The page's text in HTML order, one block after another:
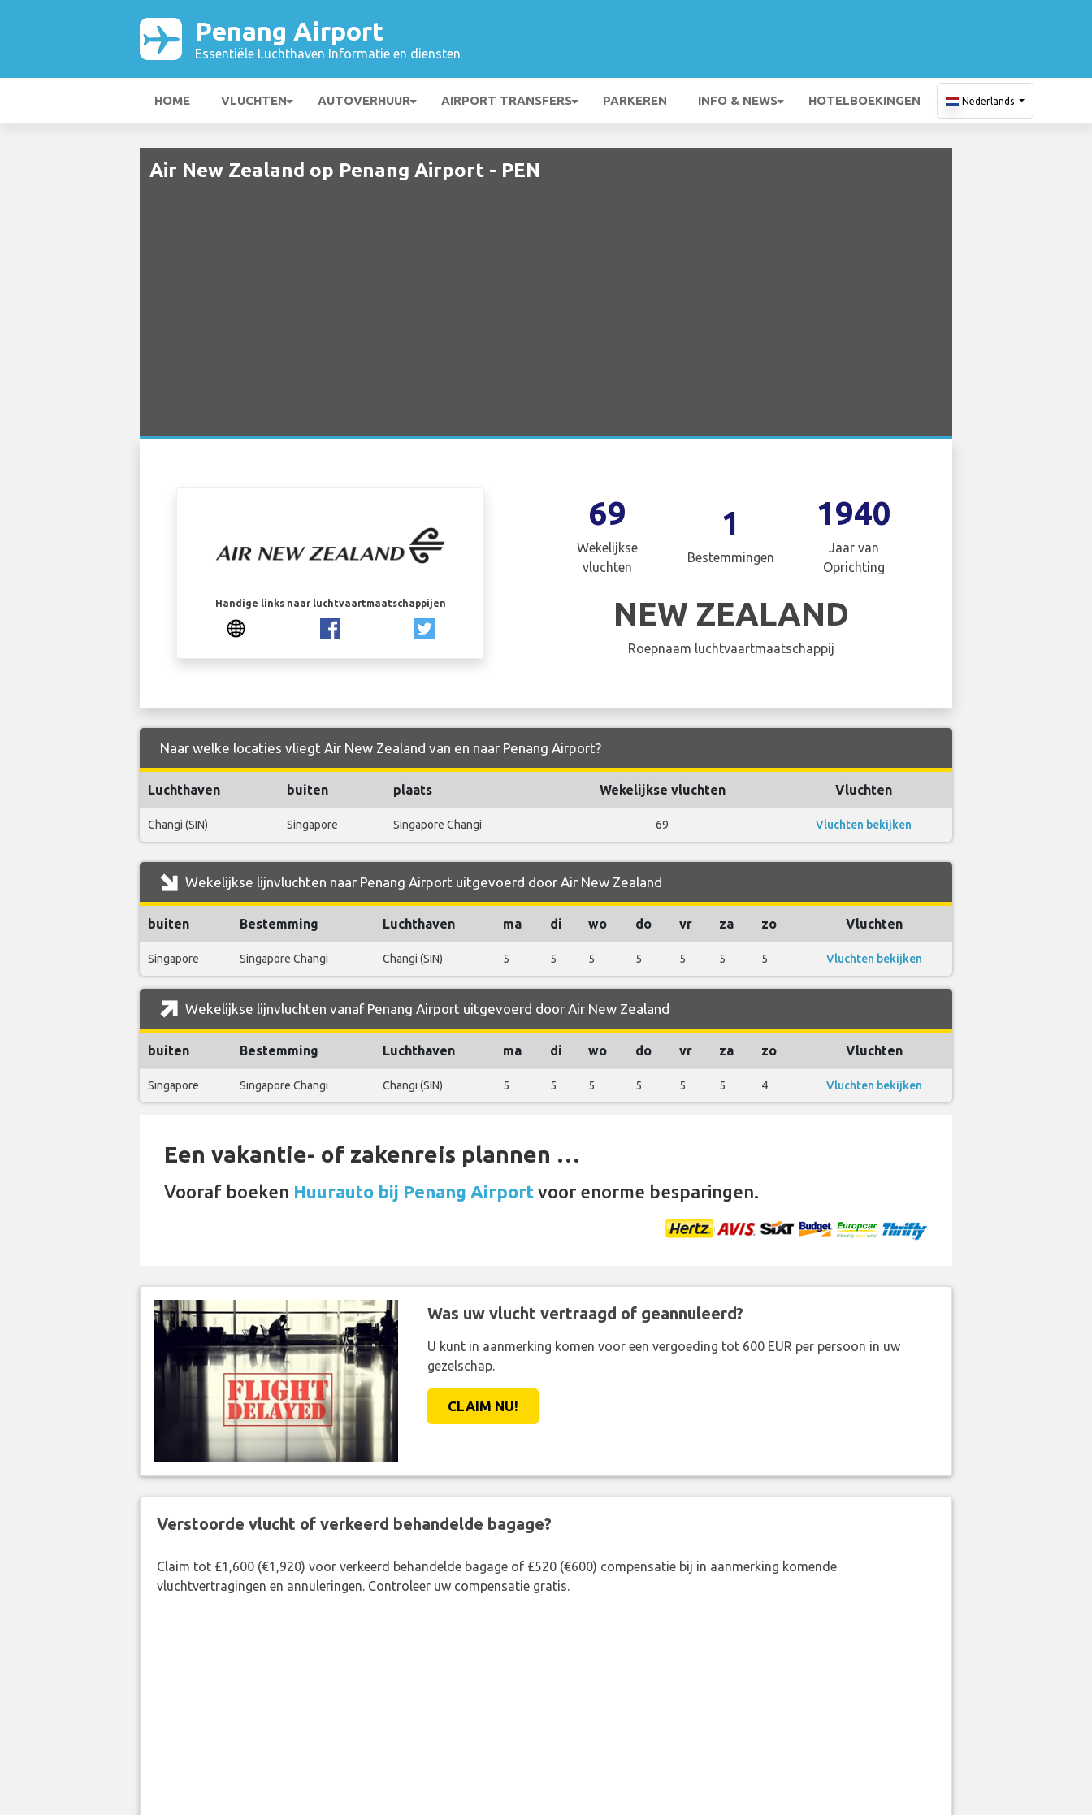
Penang Airport
Essentiële Luchthaven Informatie en diensten
HOME VLUCHTEN AUTOVERHUUR AIRPORT TRANSFERS PARKEREN INFO & NEWS HOTELBOEKINGEN Nederlands
Air New Zealand op Penang Airport - PEN
Handige links naar luchtvaartmaatschappijen
69
Wekelijkse
vluchten
1
Bestemmingen
1940
Jaar van
Oprichting
NEW ZEALAND
Roepnaam luchtvaartmaatschappij
Naar welke locaties vliegt Air New Zealand van en naar Penang Airport?
Luchthaven buiten plaats Wekelijkse vluchten Vluchten
Changi (SIN) Singapore Singapore Changi 69 Vluchten bekijken
Wekelijkse lijnvluchten naar Penang Airport uitgevoerd door Air New Zealand
buiten Bestemming Luchthaven ma di wo do vr za zo Vluchten
Singapore Singapore Changi Changi (SIN) 5 5 5 5 5 5 5 Vluchten bekijken
Wekelijkse lijnvluchten vanaf Penang Airport uitgevoerd door Air New Zealand
buiten Bestemming Luchthaven ma di wo do vr za zo Vluchten
Singapore Singapore Changi Changi (SIN) 5 5 5 5 5 5 4 Vluchten bekijken
Een vakantie- of zakenreis plannen …
Vooraf boeken Huurauto bij Penang Airport voor enorme besparingen.
Was uw vlucht vertraagd of geannuleerd?
U kunt in aanmerking komen voor een vergoeding tot 600 EUR per persoon in uw
gezelschap.
CLAIM NU!
Verstoorde vlucht of verkeerd behandelde bagage?
Claim tot £1,600 (€1,920) voor verkeerd behandelde bagage of £520 (€600) compensatie bij in aanmerking komende
vluchtvertragingen en annuleringen. Controleer uw compensatie gratis.